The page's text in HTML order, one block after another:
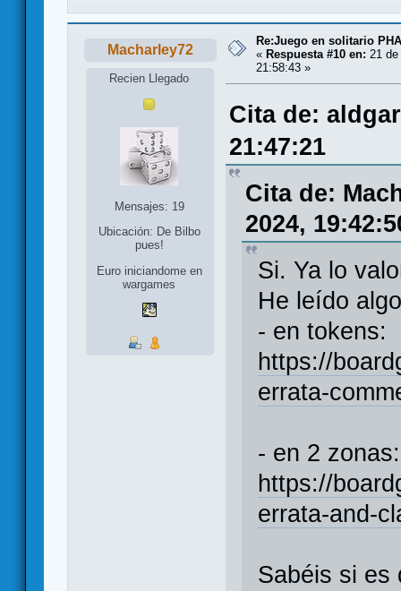
Macharley72
Recien Llegado
Mensajes: 19
Ubicación: De Bilbo
pues!
Euro iniciandome en
wargames
Re:Juego en solitario
« Respuesta #10 en: 21
21:58:43 »
Cita de:
21:47:21
Cita de:
2024,
Si. Ya lo
He leído
- en tokens:
https://
errata-
- en 2 zonas:
https://
errata-and-
Sabéis si es